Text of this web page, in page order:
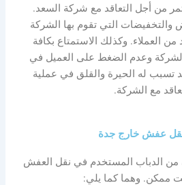
من أجل التعاقد مع شركة السعد.
والتخفيضات التي تقوم بها الشركة
العملاء. وكذلك الاستمتاع بكافة
وعدم الضغط على العميل في
قد تسبب له الحيرة والقلق في عملية
مع الشركة.
عفش خارج جدة
من الدباب المستخدم في نقل العفش
ممكن. وهما كما يلي: